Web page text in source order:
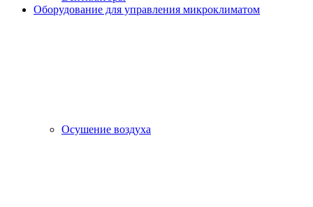
Оборудование для управления микроклиматом
Осушение воздуха